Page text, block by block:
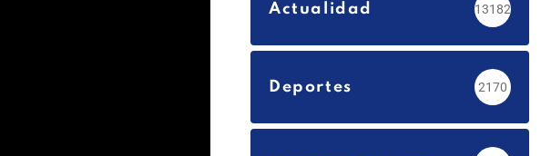
Actualidad 13182
Deportes 2170